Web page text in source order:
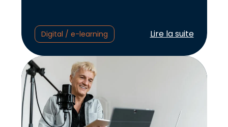
Digital / e-learning Lire l'article :
Lire la suite